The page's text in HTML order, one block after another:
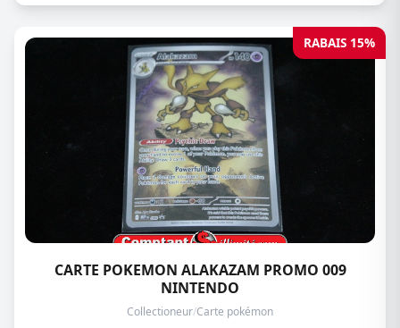
RABAIS 15%
CARTE POKEMON ALAKAZAM PROMO 009
NINTENDO
Collectioneur/Carte pokémon